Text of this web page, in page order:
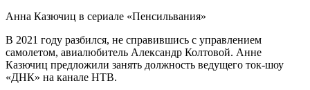
Анна Казючиц в сериале «Пенсильвания»
В 2021 году разбился, не справившись с управлением
самолетом, авиалюбитель Александр Колтовой. Анне
Казючиц предложили занять должность ведущего ток-шоу
«ДНК» на канале НТВ.